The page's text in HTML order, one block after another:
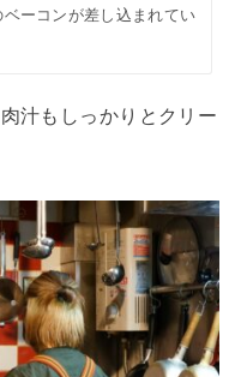
ーコンが差し込まれてい
汁もしっかりとクリー